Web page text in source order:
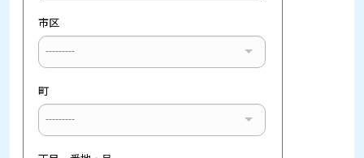
市区
---------
町
---------